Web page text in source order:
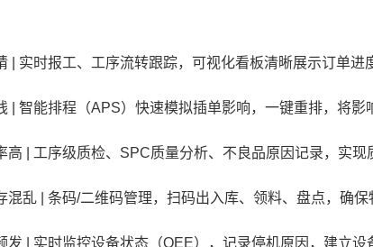
时报工、工序流转跟踪，可视化看板清晰展示订单进
能排程（APS）快速模拟插单影响，一键重排，将影
| 工序级质检、SPC质量分析、不良品原因记录，实现
| 条码/二维码管理，扫码出入库、领料、盘点，确保
| 实时监控设备状态（OEE），记录停机原因，建立设